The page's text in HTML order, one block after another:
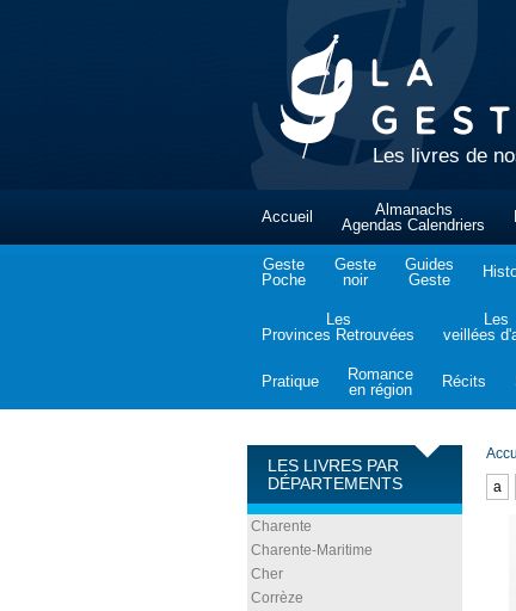
Les livres de
Accueil
Almanachs
Agendas Calendriers
Geste
Poche
Geste
noir
Guides
Geste
Les
Provinces Retrouvées
Les
veillées
Pratique
Romance
en région
Récits
LES LIVRES PAR
DÉPARTEMENTS
Charente
Charente-Maritime
Cher
Corrèze
a